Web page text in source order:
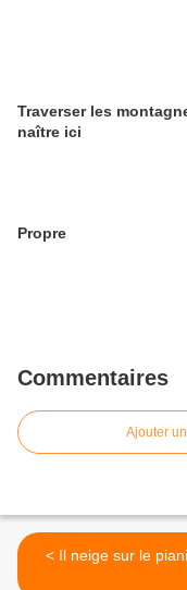
Traverser les
naître ici
Propre
Commentaires
Ajouter
< Il neige sur le